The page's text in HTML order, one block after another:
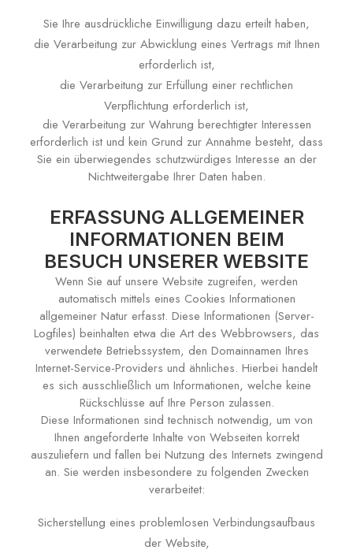
Sie Ihre ausdrückliche Einwilligung dazu erteilt haben,
die Verarbeitung zur Abwicklung eines Vertrags mit Ihnen
erforderlich ist,
die Verarbeitung zur Erfüllung einer rechtlichen
Verpflichtung erforderlich ist,
die Verarbeitung zur Wahrung berechtigter Interessen
erforderlich ist und kein Grund zur Annahme besteht, dass
Sie ein überwiegendes schutzwürdiges Interesse an der
Nichtweitergabe Ihrer Daten haben.
ERFASSUNG ALLGEMEINER
INFORMATIONEN BEIM
BESUCH UNSERER WEBSITE
Wenn Sie auf unsere Website zugreifen, werden
automatisch mittels eines Cookies Informationen
allgemeiner Natur erfasst. Diese Informationen (Server-
Logfiles) beinhalten etwa die Art des Webbrowsers, das
verwendete Betriebssystem, den Domainnamen Ihres
Internet-Service-Providers und ähnliches. Hierbei handelt
es sich ausschließlich um Informationen, welche keine
Rückschlüsse auf Ihre Person zulassen.
Diese Informationen sind technisch notwendig, um von
Ihnen angeforderte Inhalte von Webseiten korrekt
auszuliefern und fallen bei Nutzung des Internets zwingend
an. Sie werden insbesondere zu folgenden Zwecken
verarbeitet:
Sicherstellung eines problemlosen Verbindungsaufbaus
der Website,